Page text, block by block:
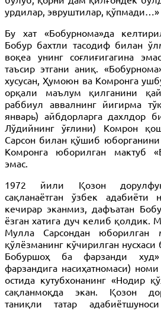
урдилар, эвруштилар, қўпмади…»
Бу хат «Бобурнома»да
Бобур бахтли тасодиф билан
воқеа унинг соғлиғигагина
таъсир этгани аниқ.
хусусан, Ҳумоюн ва Комронга
орқали маълум қилганини
раббиул аввалнинг йигирма
январь) айбдорларга дахлдор
Лўдийнинг ўғлини) Комрон
Сарсон билан қўшиб
Комронга юборилган мактуб
эмас.
1972 йили Қозон
сақланаётган ўзбек адабиёти
кечирар эканмиз, дафъатан
ёзган хатига дуч келиб қолдик.
Мулла Сарсондан юборилган
қўлёзманинг кўчирилган
Бобуршоҳ ба фарзанди
фарзандига насиҳатномаси)
остида кутубхонанинг «Нодир
сақланмоқда экан. Қозон
таниқли татар